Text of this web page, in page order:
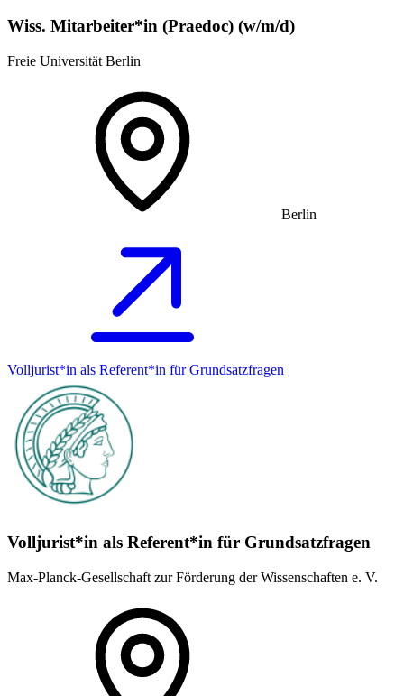
Wiss. Mitarbeiter*in (Praedoc) (w/m/d)
Freie Universität Berlin
Berlin
Volljurist*in als Referent*in für Grundsatz­fragen
Volljurist*in als Referent*in für Grundsatz­fragen
Max-Planck-Gesellschaft zur Förderung der Wissenschaften e. V.